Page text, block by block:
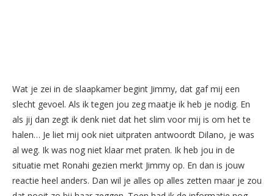
Wat je zei in de slaapkamer begint Jimmy, dat gaf mij een
slecht gevoel. Als ik tegen jou zeg maatje ik heb je nodig. En
als jij dan zegt ik denk niet dat het slim voor mij is om het te
halen… Je liet mij ook niet uitpraten antwoordt Dilano, je was
al weg. Ik was nog niet klaar met praten. Ik heb jou in de
situatie met Ronahi gezien merkt Jimmy op. En dan is jouw
reactie heel anders. Dan wil je alles op alles zetten maar je zou